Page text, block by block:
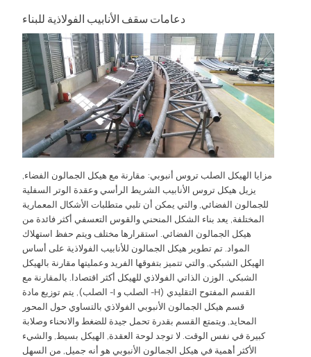
دعامات سقف الأنابيب الفولاذية للبناء
مزايا الهيكل الصلب تروس أنبوبي: مقارنة مع هيكل الجمالون الفضاء,
يزيل هيكل تروس الأنابيب الشريط الرأسي وعقدة الوتر السفلية
للجمالون الفضائي, والتي يمكن أن تلبي متطلبات الأشكال المعمارية
المختلفة, يعد بناء الشكل المنحني والقوس التعسفي أكثر فائدة من
هيكل الجمالون الفضائي. استقرارها مختلف ويتم حفظ استهلاك
المواد. تم تطوير هيكل الجمالون للأنابيب الفولاذية على أساس
الهيكل الشبكي, والتي تتميز بتفوقها الفريد وعمليتها مقارنة بالهيكل
الشبكي. الوزن الذاتي الفولاذي للهيكل أكثر اقتصادا. بالمقارنة مع
القسم المفتوح التقليدي (H- الصلب و I- الصلب), يتم توزيع مادة
قسم هيكل الجمالون الأنبوبي الفولاذي بالتساوي حول المحور
المحايد, ويتمتع القسم بقدرة تحمل جيدة للضغط والانحناء وصلابة
كبيرة في نفس الوقت. لا توجد لوحة العقدة, الهيكل بسيط, والشيء
الأكثر أهمية في هيكل الجمالون الأنبوبي هو أنه جميل, من السهل